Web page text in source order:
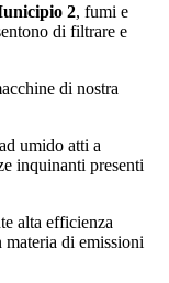
2, fumi e
di filtrare e
di nostra
umido atti a
inquinanti presenti
alta efficienza
di emissioni